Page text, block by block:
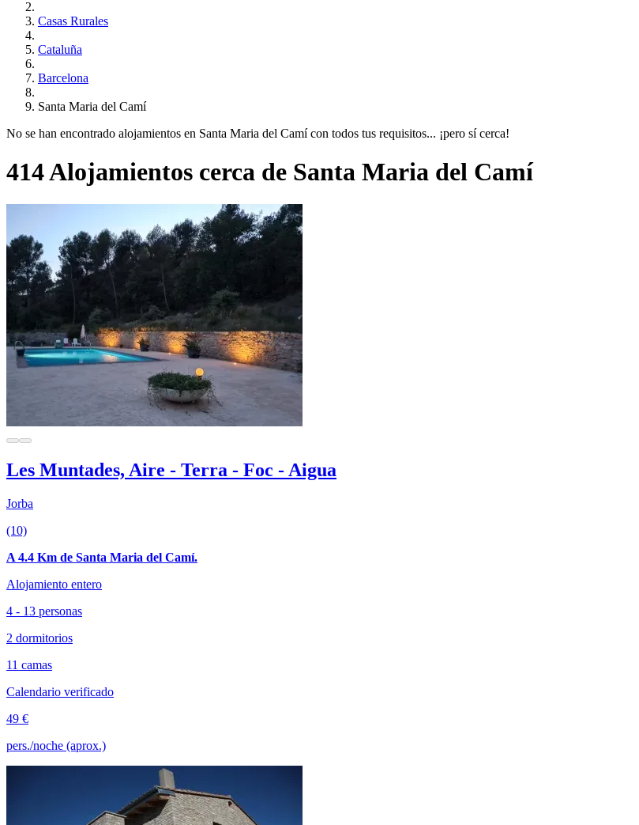
Casas Rurales
Cataluña
Barcelona
Santa Maria del Camí
No se han encontrado alojamientos en Santa Maria del Camí con todos tus requisitos... ¡pero sí cerca!
414 Alojamientos cerca de Santa Maria del Camí
Les Muntades, Aire - Terra - Foc - Aigua
Jorba
(10)
A 4.4 Km de Santa Maria del Camí.
Alojamiento entero
4 - 13 personas
2 dormitorios
11 camas
Calendario verificado
49 €
pers./noche (aprox.)